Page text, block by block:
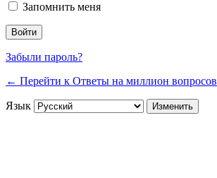
Запомнить меня
Забыли пароль?
← Перейти к Ответы на миллион вопросов
Язык